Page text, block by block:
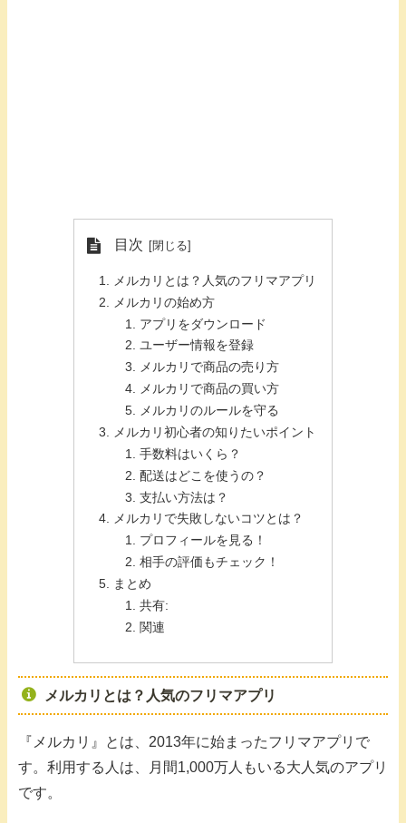
目次
メルカリとは？人気のフリマアプリ
メルカリの始め方
アプリをダウンロード
ユーザー情報を登録
メルカリで商品の売り方
メルカリで商品の買い方
メルカリのルールを守る
メルカリ初心者の知りたいポイント
手数料はいくら？
配送はどこを使うの？
支払い方法は？
メルカリで失敗しないコツとは？
プロフィールを見る！
相手の評価もチェック！
まとめ
共有:
関連
メルカリとは？人気のフリマアプリ
『メルカリ』とは、2013年に始まったフリマアプリで
す。利用する人は、月間1,000万人もいる大人気のアプリ
です。